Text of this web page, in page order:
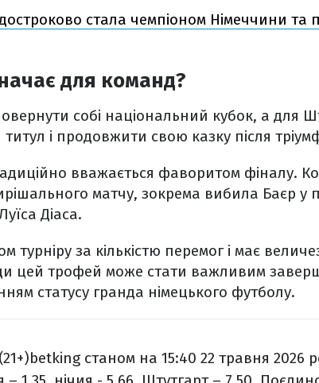
стала чемпіоном Німеччини та
для команд?
собі національний кубок, а для
і продовжити свою казку після
вважається фаворитом фіналу.
матчу, зокрема вибила Баєр у
Діаса.
турніру за кількістю перемог і має
цей трофей може стати важливим
статусу гранда німецького футболу.
betking станом на 15:40 22 травня 2026